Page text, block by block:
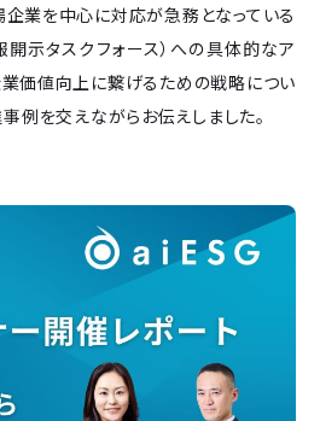
企業を中心に対応が急務となっている
示タスクフォース）への具体的なア
価値向上に繋げるための戦略につい
例を交えながらお伝えしました。